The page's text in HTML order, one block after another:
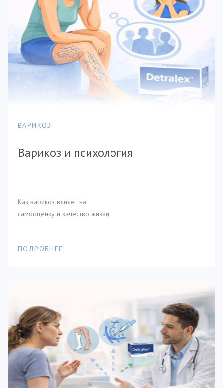
ВАРИКОЗ
Варикоз и психология
Как варикоз влияет на
самооценку и качество жизни
ПОДРОБНЕЕ